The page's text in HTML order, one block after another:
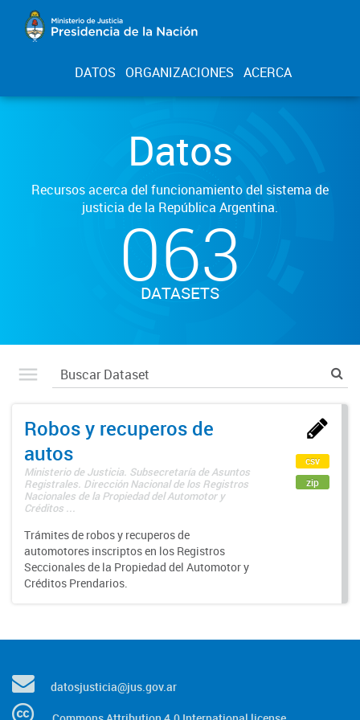
DATOS ORGANIZACIONES ACERCA
Datos
Recursos acerca del funcionamiento del sistema de
justicia de la República Argentina.
063
DATASETS
Robos y recuperos de
autos
Ministerio de Justicia. Subsecretaría de Asuntos
Registrales. Dirección Nacional de los Registros
Nacionales de la Propiedad del Automotor y
Créditos ...
Trámites de robos y recuperos de
automotores inscriptos en los Registros
Seccionales de la Propiedad del Automotor y
Créditos Prendarios.
csv
zip
datosjusticia@jus.gov.ar